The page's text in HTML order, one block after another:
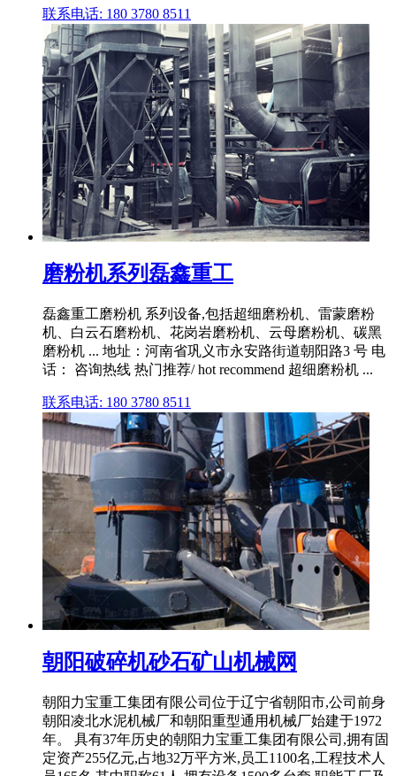
联系电话: 180 3780 8511
磨粉机系列磊鑫重工
磊鑫重工磨粉机 系列设备,包括超细磨粉机、雷蒙磨粉
机、白云石磨粉机、花岗岩磨粉机、云母磨粉机、碳黑
磨粉机 ... 地址：河南省巩义市永安路街道朝阳路3 号 电
话： 咨询热线 热门推荐/ hot recommend 超细磨粉机 ...
联系电话: 180 3780 8511
朝阳破碎机砂石矿山机械网
朝阳力宝重工集团有限公司位于辽宁省朝阳市,公司前身
朝阳凌北水泥机械厂和朝阳重型通用机械厂始建于1972
年。 具有37年历史的朝阳力宝重工集团有限公司,拥有固
定资产255亿元,占地32万平方米,员工1100名,工程技术人